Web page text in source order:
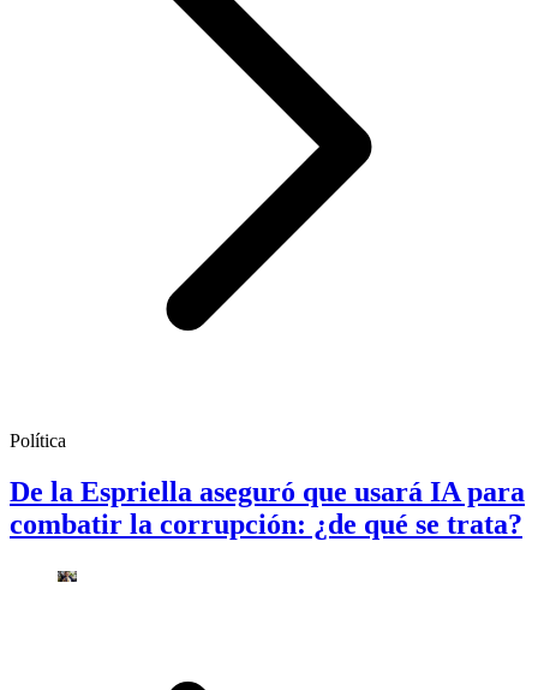
Política
De la Espriella aseguró que usará IA para
combatir la corrupción: ¿de qué se trata?